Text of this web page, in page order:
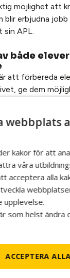
möjlighet att
blir erbjudna
APL.
både
att förbereda
ge dem
en egen
och
redan
blir kortare.
väldigt lärorik
som tar
en av
kommer ut i
webbplats
kakor för att
våra
acceptera alla
upplevelse.
som helst ändra
ACCEPTERA